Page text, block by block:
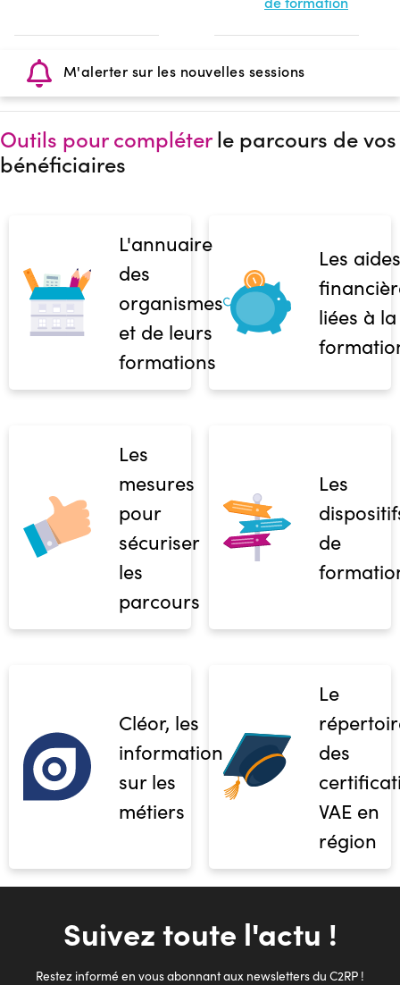
M'alerter sur les nouvelles sessions
Outils pour compléterle parcours de vos
bénéficiaires
L'annuaire
des
organismes
et de leurs
formations
Les aides
liées à la
Les
mesures
pour
sécuriser
les
parcours
Les
de
Cléor, les
informations
sur les
métiers
Le
des
VAE en
région
Suivez toute l'actu !
Restez informé en vous abonnant aux newsletters du C2RP !